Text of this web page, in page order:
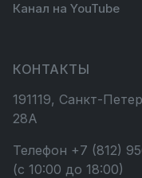
Канал на YouTube
КОНТАКТЫ
191119, Санкт-
28А
Телефон +7 (812)
(с 10:00 до 18:00)